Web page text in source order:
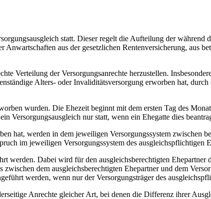
statt. Dieser regelt die Aufteilung der
aus der gesetzlichen Rentenversicherung, aus
Verteilung der Versorgungsanrechte herzustellen.
Alters- oder Invaliditätsversorgung erworben hat,
wurden. Die Ehezeit beginnt mit dem ersten Tag des
Versorgungsausgleich nur statt, wenn ein Ehegatte dies
hat, werden in dem jeweiligen Versorgungssystem
im jeweiligen Versorgungssystem des ausgleichspflichtigen
werden. Dabei wird für den ausgleichsberechtigten Ehepartner
dem ausgleichsberechtigten Ehepartner und dem
werden, wenn nur der Versorgungsträger des
Anrechte gleicher Art, bei denen die Differenz ihrer